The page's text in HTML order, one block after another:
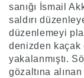
sanığı İsmail
saldırı
düzenlemeyi
denizden kaçak
yakalanmıştı.
gözaltına